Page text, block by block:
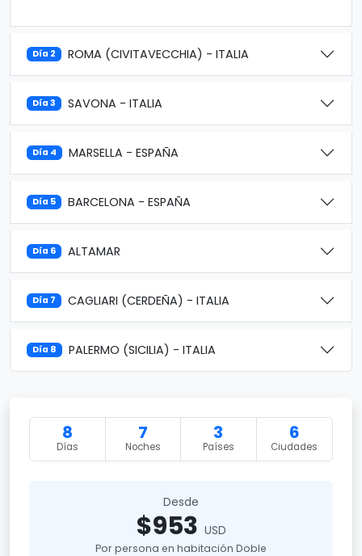
Día 2 ROMA (CIVITAVECCHIA) - ITALIA
Día 3 SAVONA - ITALIA
Día 4 MARSELLA - ESPAÑA
Día 5 BARCELONA - ESPAÑA
Día 6 ALTAMAR
Día 7 CAGLIARI (CERDEÑA) - ITALIA
Día 8 PALERMO (SICILIA) - ITALIA
8
Días
7
Noches
3
Países
6
Ciudades
Desde
$953 USD
Por persona en habitación Doble